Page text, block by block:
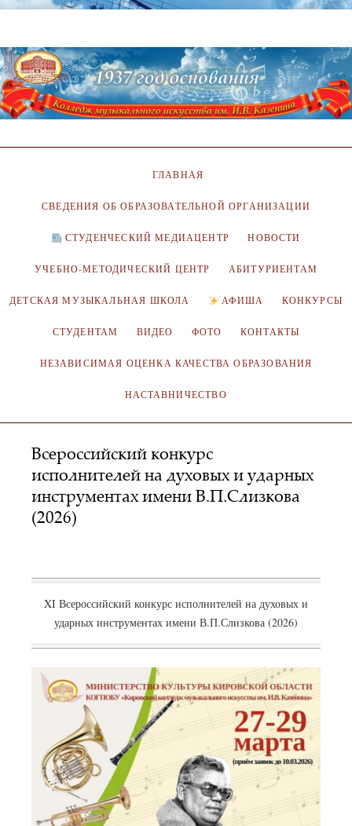
ГЛАВНАЯ
СВЕДЕНИЯ ОБ ОБРАЗОВАТЕЛЬНОЙ ОРГАНИЗАЦИИ
СТУДЕНЧЕСКИЙ МЕДИАЦЕНТР НОВОСТИ
УЧЕБНО-МЕТОДИЧЕСКИЙ ЦЕНТР АБИТУРИЕНТАМ
ДЕТСКАЯ МУЗЫКАЛЬНАЯ ШКОЛА АФИША КОНКУРСЫ
СТУДЕНТАМ ВИДЕО ФОТО КОНТАКТЫ
НЕЗАВИСИМАЯ ОЦЕНКА КАЧЕСТВА ОБРАЗОВАНИЯ
НАСТАВНИЧЕСТВО
Всероссийский конкурс
исполнителей на духовых и ударных
инструментах имени В.П.Слизкова
(2026)
XI Всероссийский конкурс исполнителей на духовых и
ударных инструментах имени В.П.Слизкова (2026)